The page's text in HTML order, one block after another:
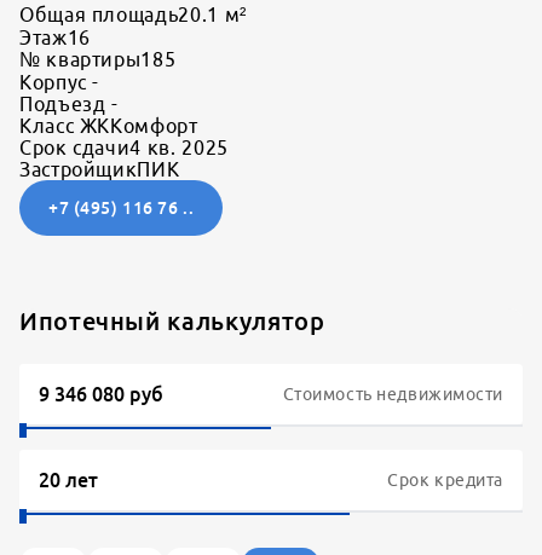
Общая площадь20.1 м²
Этаж16
№ квартиры185
Корпус -
Подъезд -
Класс ЖККомфорт
Срок сдачи4 кв. 2025
ЗастройщикПИК
+7 (495) 116 76 ..
Ипотечный калькулятор
Стоимость недвижимости
Срок кредита